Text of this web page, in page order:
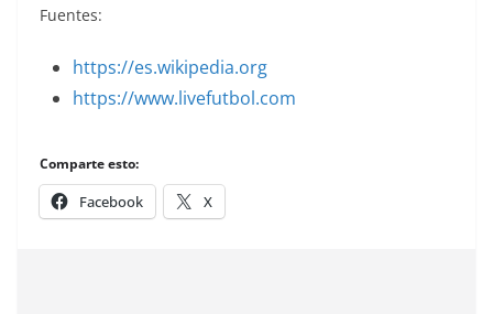
Fuentes:
https://es.wikipedia.org
https://www.livefutbol.com
Comparte esto:
Facebook X